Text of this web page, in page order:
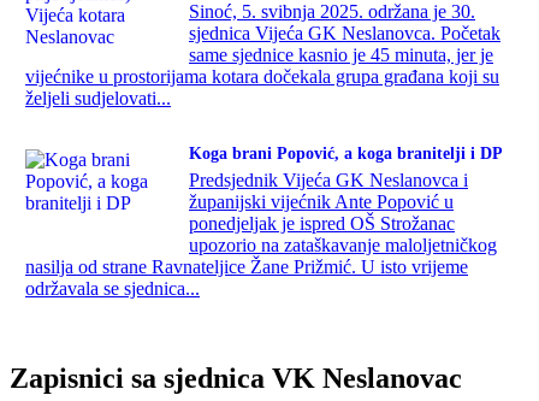
Sinoć, 5. svibnja 2025. održana je 30.
sjednica Vijeća GK Neslanovca. Početak
same sjednice kasnio je 45 minuta, jer je
vijećnike u prostorijama kotara dočekala grupa građana koji su
željeli sudjelovati...
Koga brani Popović, a koga branitelji i DP
Predsjednik Vijeća GK Neslanovca i
županijski vijećnik Ante Popović u
ponedjeljak je ispred OŠ Strožanac
upozorio na zataškavanje maloljetničkog
nasilja od strane Ravnateljice Žane Prižmić. U isto vrijeme
održavala se sjednica...
Zapisnici sa sjednica VK Neslanovac